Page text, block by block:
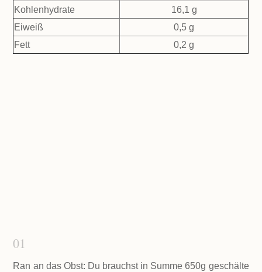
Kohlenhydrate
16,1 g
Eiweiß
0,5 g
Fett
0,2 g
01
Ran an das Obst: Du brauchst in Summe 650g geschälte